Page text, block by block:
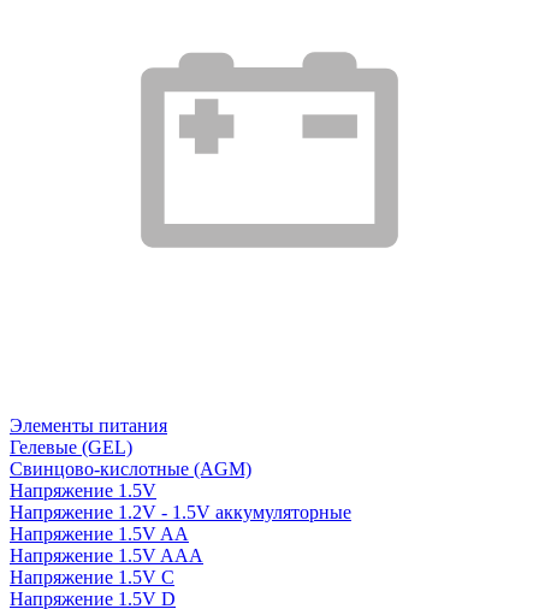
Элементы питания
Гелевые (GEL)
Свинцово-кислотные (AGM)
Напряжение 1.5V
Напряжение 1.2V - 1.5V аккумуляторные
Напряжение 1.5V AA
Напряжение 1.5V AAA
Напряжение 1.5V C
Напряжение 1.5V D